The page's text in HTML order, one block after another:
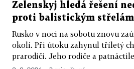
Zelenskyj hledá řešení
proti balistickým střelám
Rusko v noci na sobotu znovu
okolí. Při útoku zahynul tříletý
prarodiči. Jeho rodiče a